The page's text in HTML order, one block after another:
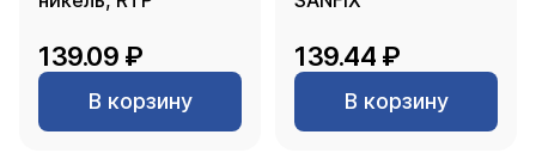
139.09 ₽
В корзину
139.44 ₽
В корзину